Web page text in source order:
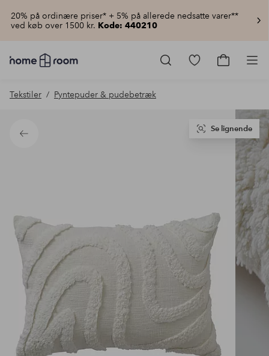
20% på ordinære priser* + 5% på allerede nedsatte varer**
ved køb over 1500 kr. Kode: 440210
Homeroom
–
hjemmet
pris
Gå
Gå
Tekstiler Pyntepuder & pudebetræk
Tilbage
Se lignende